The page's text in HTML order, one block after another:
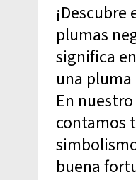
plumas
significa
una pluma
En
contamos
buena